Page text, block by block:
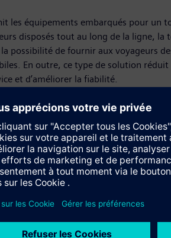
les équipements embarqués pour un
disposés tout au long de la ligne, la
possibilité de fournir aux voyageurs
En outre, ce type de solution
et d’améliorer la fiabilité.
Boulevard Line est la deuxième
du Queens, aux principaux
de travail. Avec un trafic voyageurs
100 ans, est emprunté chaque jour
En dehors du nouveau
MTA, qui relie le quartier de Chelsea
a pu faire face à l’augmentation de